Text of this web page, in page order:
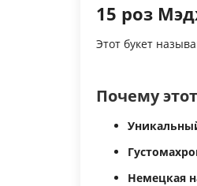
15 роз
Этот букет
Почему
Немецкая